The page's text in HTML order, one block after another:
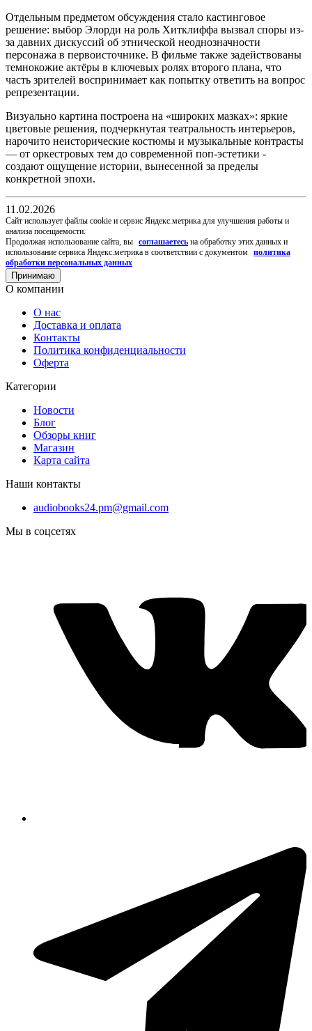
Отдельным предметом обсуждения стало кастинговое
решение: выбор Элорди на роль Хитклиффа вызвал споры из-
за давних дискуссий об этнической неоднозначности
персонажа в первоисточнике. В фильме также задействованы
темнокожие актёры в ключевых ролях второго плана, что
часть зрителей воспринимает как попытку ответить на вопрос
репрезентации.
Визуально картина построена на «широких мазках»: яркие
цветовые решения, подчеркнутая театральность интерьеров,
нарочито неисторические костюмы и музыкальные контрасты
— от оркестровых тем до современной поп-эстетики -
создают ощущение истории, вынесенной за пределы
конкретной эпохи.
11.02.2026
Cайт использует файлы cookie и сервис Яндекс.метрика для улучшения работы и
анализа посещаемости.
Продолжая использование сайта, вы соглашаетесь на обработку этих данных и
использование сервиса Яндекс.метрика в соответствии с документом политика
обработки персональных данных
Принимаю
О компании
О нас
Доставка и оплата
Контакты
Политика конфиденциальности
Оферта
Категории
Новости
Блог
Обзоры книг
Магазин
Карта сайта
Наши контакты
audiobooks24.pm@gmail.com
Мы в соцсетях